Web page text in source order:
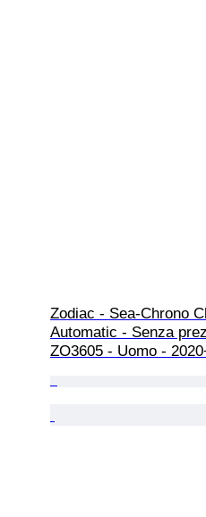
Zodiac - Sea-Chrono
Automatic - Senza
ZO3605 - Uomo -